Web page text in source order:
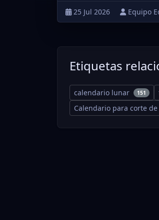
25 Jul 2026 Equipo
Etiquetas
calendario lunar 151
Calendario para corte